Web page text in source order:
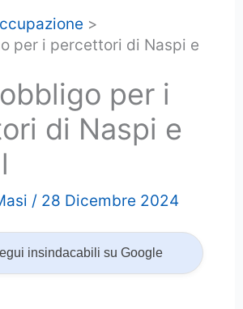
per i percettori di Naspi e
per i
di Naspi e
/ 28 Dicembre 2024
insindacabili su Google